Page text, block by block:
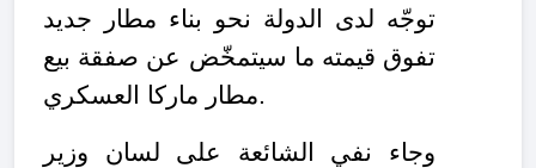
توجّه لدى الدولة نحو بناء مطار جديد
تفوق قيمته ما سيتمخّض عن صفقة بيع
مطار ماركا العسكري.
وجاء نفي الشائعة على لسان وزير